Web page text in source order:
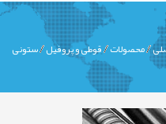
محصولات قوطی و پروفيل ستونی